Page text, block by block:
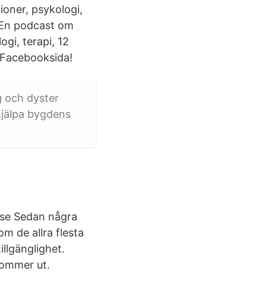
psykologi,
podcast om
terapi, 12
och dyster
bygdens
Sedan några
de allra flesta
ut.